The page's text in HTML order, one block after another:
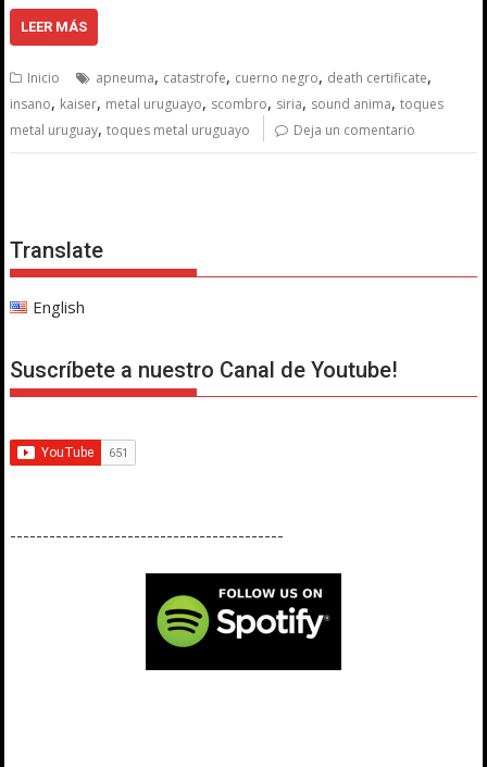
LEER MÁS
Inicio apneuma, catastrofe, cuerno negro, death certificate,
insano, kaiser, metal uruguayo, scombro, siria, sound anima,toques
metal uruguay,toques metal uruguayo Deja un comentario
Translate
English
Suscríbete a nuestro Canal de Youtube!
------------------------------------------